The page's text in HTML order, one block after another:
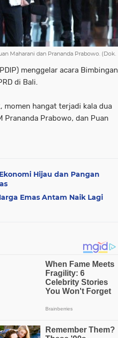
Maharani dan Prananda Prabowo. (Dok.
menggelar acara Bimbingan
di Bali.
momen hangat terjadi kala dua
Prananda Prabowo, dan Puan
Hijau dan Pangan
Emas Antam Naik Lagi